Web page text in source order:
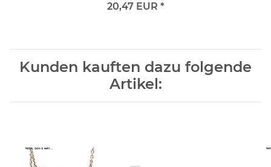
20,47 EUR *
Kunden kauften dazu folgende
Artikel: